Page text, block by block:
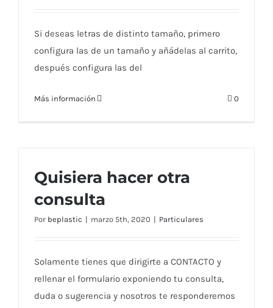
Si deseas letras de distinto tamaño, primero
configura las de un tamaño y añádelas al carrito,
después configura las del
Más información 0
Quisiera hacer otra
consulta
Por beplastic | marzo 5th, 2020 | Particulares
Solamente tienes que dirigirte a CONTACTO y
rellenar el formulario exponiendo tu consulta,
duda o sugerencia y nosotros te responderemos